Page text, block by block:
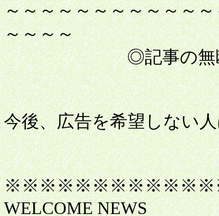
～～～～～～～～～～～
～～～～
◎記事の無断転載
今後、広告を希望しない
WELCOME NEWS